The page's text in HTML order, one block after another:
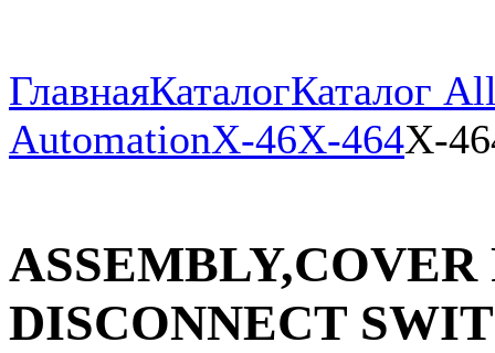
ГлавнаяКаталогКаталог
AutomationX-46X-464X-
DISCONNECT